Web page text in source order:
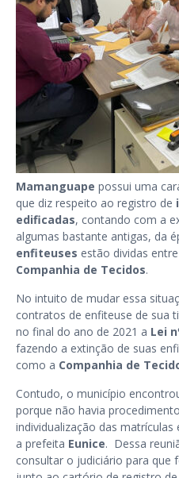
Mamanguape possui uma
que diz respeito ao registro de
edificadas, contando com a
algumas bastante antigas, da
enfiteuses estão dividas
Companhia de Tecidos.
No intuito de mudar essa
contratos de enfiteuse de sua
no final do ano de 2021 a Lei
fazendo a extinção de suas
como a Companhia de
Contudo, o município
porque não havia
individualização das
a prefeita Eunice. Dessa
consultar o judiciário para que